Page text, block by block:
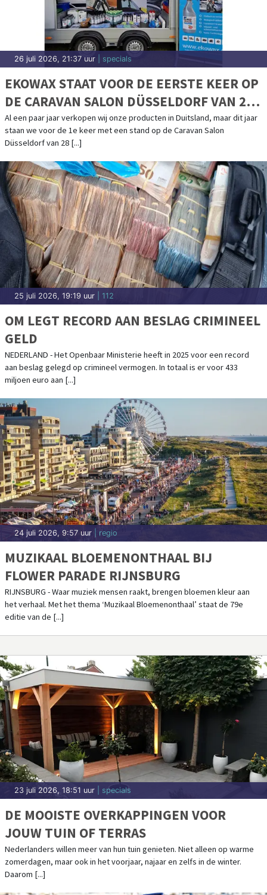
26 juli 2026, 21:37 uur | specials
EKOWAX STAAT VOOR DE EERSTE KEER OP
DE CARAVAN SALON DÜSSELDORF VAN 28
AUGUSTUS T/M 6 SEPTEMBER
Al een paar jaar verkopen wij onze producten in Duitsland, maar dit jaar
staan we voor de 1e keer met een stand op de Caravan Salon
Düsseldorf van 28 [...]
25 juli 2026, 19:19 uur | 112
OM LEGT RECORD AAN BESLAG CRIMINEEL
GELD
NEDERLAND - Het Openbaar Ministerie heeft in 2025 voor een record
aan beslag gelegd op crimineel vermogen. In totaal is er voor 433
miljoen euro aan [...]
24 juli 2026, 9:57 uur | regio
MUZIKAAL BLOEMENONTHAAL BIJ
FLOWER PARADE RIJNSBURG
RIJNSBURG - Waar muziek mensen raakt, brengen bloemen kleur aan
het verhaal. Met het thema ‘Muzikaal Bloemenonthaal’ staat de 79e
editie van de [...]
23 juli 2026, 18:51 uur | specials
DE MOOISTE OVERKAPPINGEN VOOR
JOUW TUIN OF TERRAS
Nederlanders willen meer van hun tuin genieten. Niet alleen op warme
zomerdagen, maar ook in het voorjaar, najaar en zelfs in de winter.
Daarom [...]